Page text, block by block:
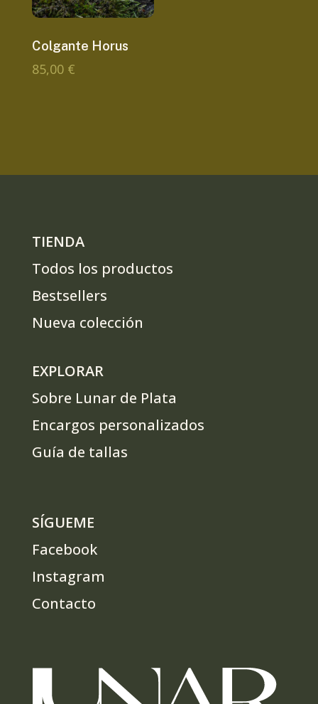
Colgante Horus
85,00 €
TIENDA
Todos los productos
Bestsellers
Nueva colección
EXPLORAR
Sobre Lunar de Plata
Encargos personalizados
Guía de tallas
SÍGUEME
Facebook
Instagram
Contacto